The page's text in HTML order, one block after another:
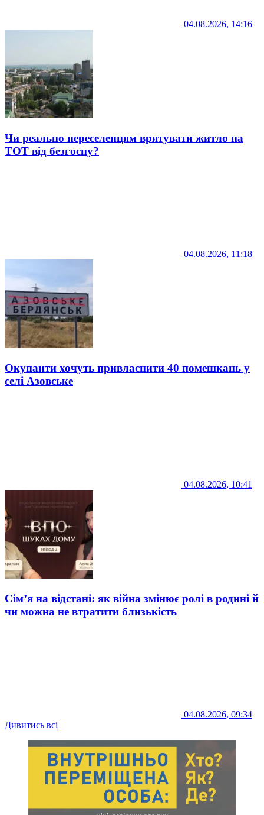
04.08.2026, 14:16
Чи реально переселенцям врятувати житло на
ТОТ від безгоспу?
04.08.2026, 11:18
Окупанти хочуть привласнити 40 помешкань у
селі Азовське
04.08.2026, 10:41
Сім’я на відстані: як війна змінює ролі в родині й
чи можна не втратити близькість
04.08.2026, 09:34
Дивитись всі